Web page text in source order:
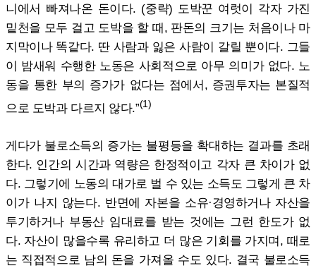
니에서 빠져나온 돈이다. (중략) 도박꾼 여럿이 각자 가진
밑천을 모두 걸고 도박을 할 때, 판돈의 크기는 처음이나 마
지막이나 똑같다. 딴 사람과 잃은 사람이 갈릴 뿐이다. 그들
이 밤새워 수행한 노동은 사회적으로 아무 의미가 없다. 노
동을 통한 부의 증가가 없다는 점에서, 증권투자는 본질적
으로 도박과 다르지 않다.”(1)
게다가 불로소득의 증가는 불평등을 확대하는 결과를 초래
한다. 인간의 시간과 역량은 한정적이고 각자 큰 차이가 없
다. 그렇기에 노동의 대가로 벌 수 있는 소득도 그렇게 큰 차
이가 나지 않는다. 반면에 자본을 소유·경영하거나 자산을
투기하거나 부동산 임대료를 받는 것에는 그런 한도가 없
다. 자산이 많을수록 유리하고 더 많은 기회를 가지며, 때로
는 직접적으로 남의 돈을 가져올 수도 있다. 결국 불로소득